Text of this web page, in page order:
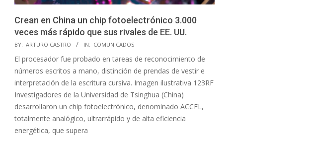
Crean en China un chip fotoelectrónico 3.000
veces más rápido que sus rivales de EE. UU.
2023-
11-
05
BY: ARTURO CASTRO IN: COMUNICADOS
El procesador fue probado en tareas de reconocimiento de
números escritos a mano, distinción de prendas de vestir e
interpretación de la escritura cursiva. Imagen ilustrativa 123RF
Investigadores de la Universidad de Tsinghua (China)
desarrollaron un chip fotoelectrónico, denominado ACCEL,
totalmente analógico, ultrarrápido y de alta eficiencia
energética, que supera